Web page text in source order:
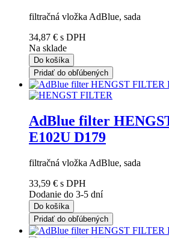
filtračná vložka AdBlue, sada
34,87 € s DPH
Na sklade
Do košíka
Pridať do obľúbených
AdBlue filter
E102U D179
filtračná vložka AdBlue, sada
33,59 € s DPH
Dodanie do 3-5 dní
Do košíka
Pridať do obľúbených